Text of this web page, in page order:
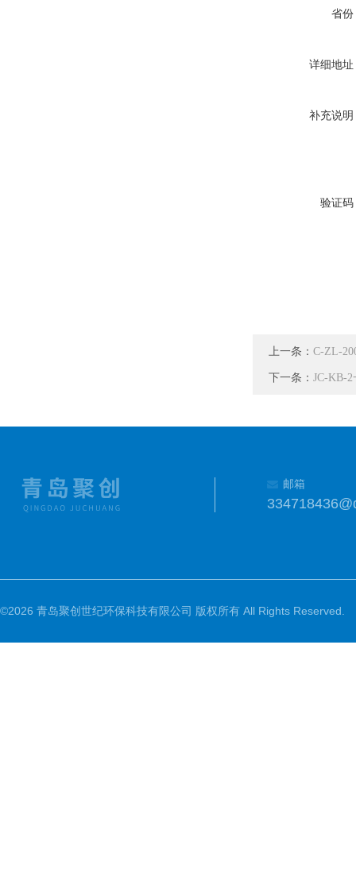
省份
详细地址
补充说明
验证码
上一条： C-ZL-
下一条： JC-KB-
邮箱
©2026 青岛聚创世纪环保科技有限公司 版权所有 All Rights Reserved.